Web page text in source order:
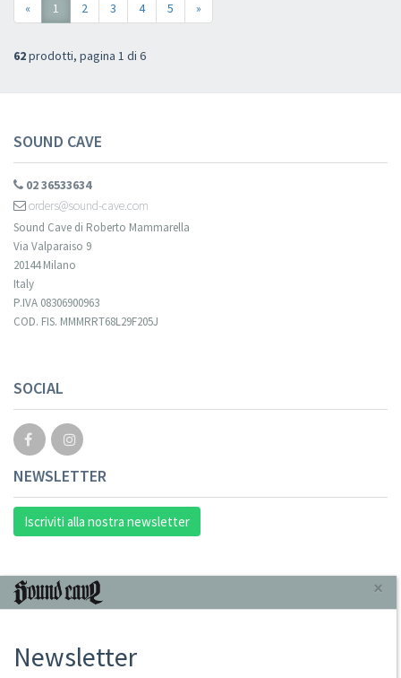
« 1 2 3 4 5 »
62prodotti, pagina 1 di 6
SOUND CAVE
02 36533634
orders@sound-cave.com
Sound Cave di Roberto Mammarella
Via Valparaiso 9
20144 Milano
Italy
P.IVA 08306900963
COD. FIS. MMMRRT68L29F205J
SOCIAL
NEWSLETTER
Iscriviti alla nostra newsletter
INFORMAZIONI
Punto Vendita
×
Newsletter